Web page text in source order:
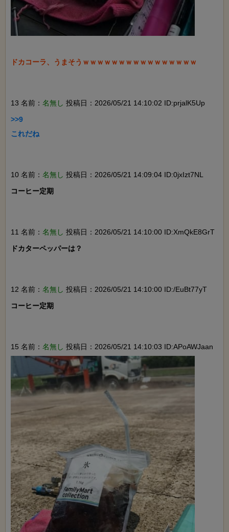
ドカコーラ、うまそうｗｗｗｗｗｗｗｗｗｗｗｗｗｗｗｗ
13 名前： 名無し 投稿日：2026/05/21 14:10:02 ID:prjalK5Up
>>9
これだね
10 名前： 名無し 投稿日：2026/05/21 14:09:04 ID:0jxIzt7NL
コーヒー定期
11 名前： 名無し 投稿日：2026/05/21 14:10:00 ID:XmQkE8GrT
ドカターペッパーは？
12 名前： 名無し 投稿日：2026/05/21 14:10:00 ID:/EuBt77yT
コーヒー定期
15 名前： 名無し 投稿日：2026/05/21 14:10:03 ID:APoAWJaan